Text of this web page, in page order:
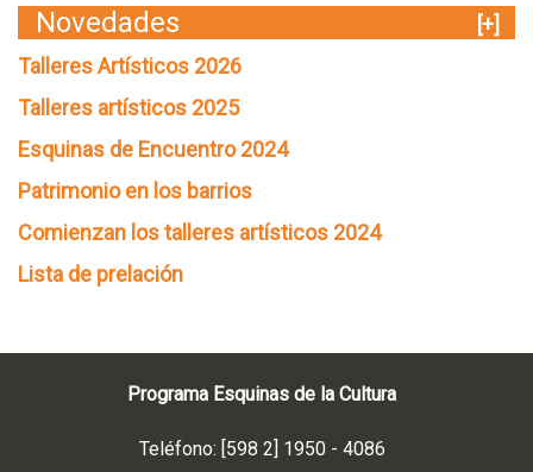
Novedades
[+]
Talleres Artísticos 2026
Talleres artísticos 2025
Esquinas de Encuentro 2024
Patrimonio en los barrios
Comienzan los talleres artísticos 2024
Lista de prelación
Programa Esquinas de la Cultura
Teléfono: [598 2] 1950 - 4086